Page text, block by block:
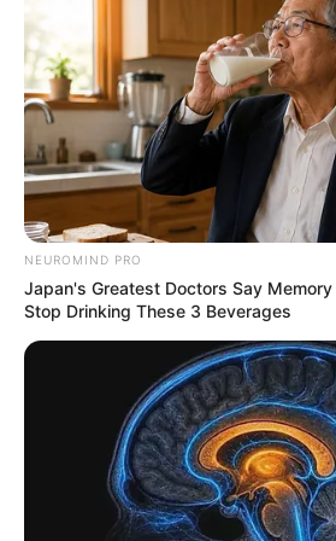
Dispositivo de medição,
processador e software que
de detecção e efetua o cálculo
Dispositivo de processamento,
processador e software
sistema.
Dispositivo de armazenamento,
armazena os dados referente à
Dispositivo de registro óptico,
fotográfica ou de vídeo capaz de
Os medidores podem ser fixos,
móveis (instalados em veículos
estáticos (sobre suporte que pode
ponto para outro). No Estado de
que fiscaliza todos esses
apresentam medições
instrumentos em operação é
(verificação periódica), ou sempre
NEUROMIND PRO
Japan's Greatest Doctors Say
Stop Drinking These 3 Beverages